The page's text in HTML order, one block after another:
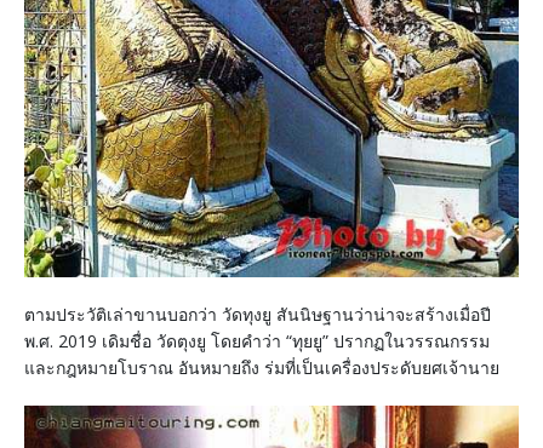
ตามประวัติเล่าขานบอกว่า วัดทุงยู สันนิษฐานว่าน่าจะสร้างเมื่อปี
พ.ศ. 2019 เดิมชื่อ วัดตุงยู โดยคำว่า “ทุยยู” ปรากฏในวรรณกรรม
และกฎหมายโบราณ อันหมายถึง ร่มที่เป็นเครื่องประดับยศเจ้านาย